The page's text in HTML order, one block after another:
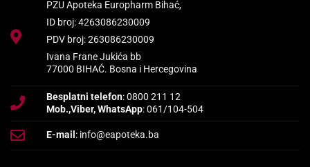
PZU Apoteka Europharm Bihać,
ID broj: 4263086230009
PDV broj: 263086230009
Ivana Frane Jukića bb
77000 BIHAĆ. Bosna i Hercegovina
Besplatni telefon: 0800 211 12
Mob.,Viber, WhatsApp: 061/104-504
E-mail : info@eapoteka.ba